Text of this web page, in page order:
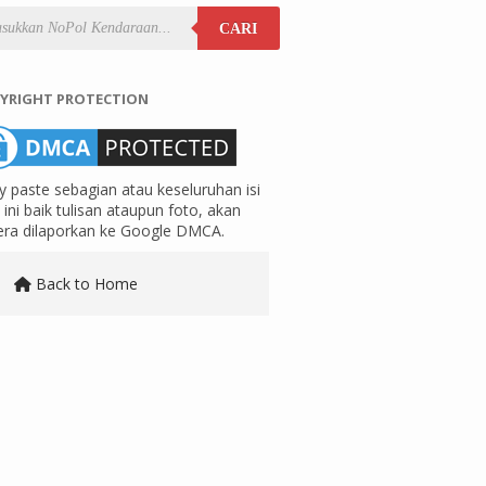
CARI
PROTECTION
paste sebagian atau keseluruhan isi
ini baik tulisan ataupun foto, akan
dilaporkan ke Google DMCA.
Back to Home